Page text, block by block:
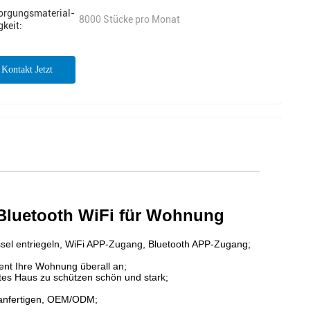
8000 Stücke pro Monat
Kontakt Jetzt
WiFi für Wohnung
entriegeln, WiFi APP-Zugang, Bluetooth APP-Zugang;
Ihre Wohnung überall an;
Haus zu schützen schön und stark;
OEM/ODM;